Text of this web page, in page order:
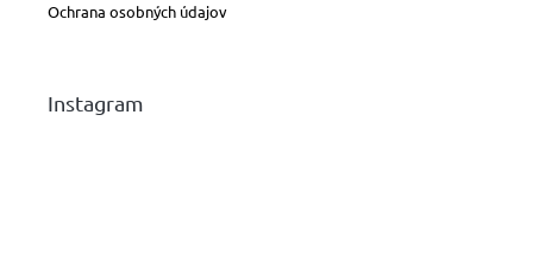
Ochrana osobných údajov
Instagram